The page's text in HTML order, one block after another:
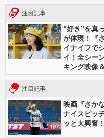
注目記事
“好き”を真
が体現！『
イナイフで
イ！全シー
キング映像
注目記事
映画『さか
ナイスピッ
ッと大興奮！